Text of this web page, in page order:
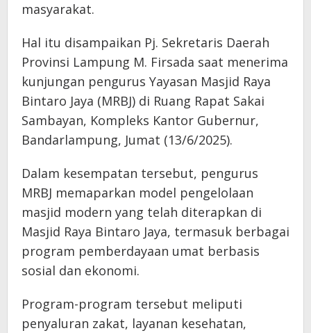
masyarakat.
Hal itu disampaikan Pj. Sekretaris Daerah
Provinsi Lampung M. Firsada saat menerima
kunjungan pengurus Yayasan Masjid Raya
Bintaro Jaya (MRBJ) di Ruang Rapat Sakai
Sambayan, Kompleks Kantor Gubernur,
Bandarlampung, Jumat (13/6/2025).
Dalam kesempatan tersebut, pengurus
MRBJ memaparkan model pengelolaan
masjid modern yang telah diterapkan di
Masjid Raya Bintaro Jaya, termasuk berbagai
program pemberdayaan umat berbasis
sosial dan ekonomi.
Program-program tersebut meliputi
penyaluran zakat, layanan kesehatan,